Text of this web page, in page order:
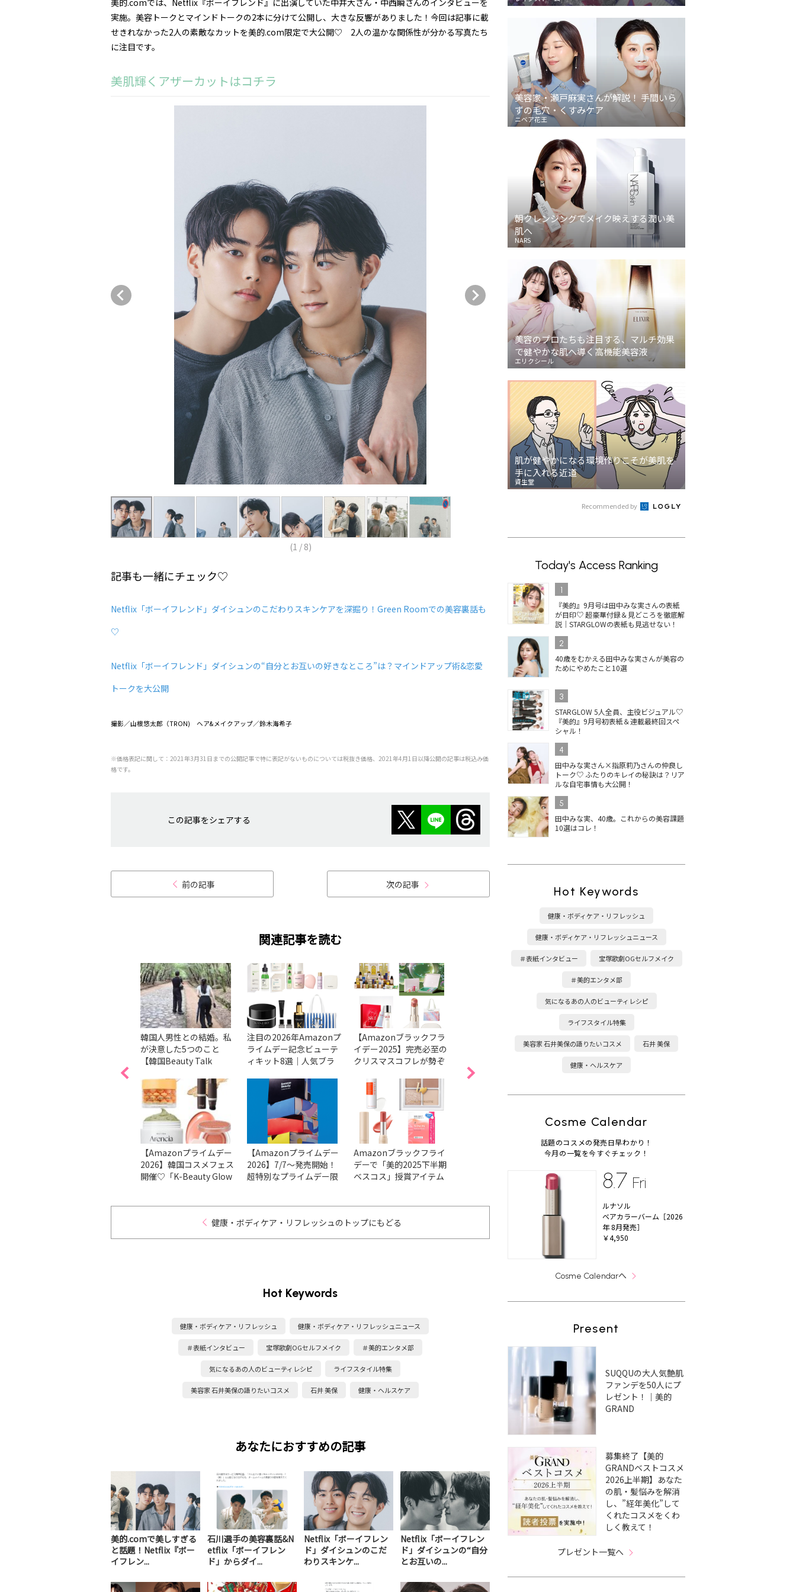
美的.comでは、Netflix『ボーイフレンド』に出演していた中井大さん・中西瞬さんのインタビューを
実施。美容トークとマインドトークの2本に分けて公開し、大きな反響がありました！今回は記事に載
せきれなかった2人の素敵なカットを美的.com限定で大公開♡ 2人の温かな関係性が分かる写真たち
に注目です。
美肌輝くアザーカットはコチラ
(1 / 8)
記事も一緒にチェック♡
Netflix「ボーイフレンド」ダイシュンのこだわりスキンケアを深掘り！Green Roomでの美容裏話も
♡
Netflix「ボーイフレンド」ダイシュンの“自分とお互いの好きなところ”は？マインドアップ術&恋愛
トークを大公開
撮影／山根悠太郎（TRON) ヘア&メイクアップ／鈴木海希子
※価格表記に関して：2021年3月31日までの公開記事で特に表記がないものについては税抜き価格、2021年4月1日以降公開の記事は税込み価
格です。
この記事をシェアする
前の記事 次の記事
関連記事を読む
韓国人男性との結婚。私
が決意した5つのこと
【韓国Beauty Talk
【Amazonプライムデー
2026】韓国コスメフェス
開催♡「K-Beauty Glow
注目の2026年Amazonプ
ライムデー記念ビューテ
ィキット8選｜人気ブラ
が勢揃い♡
【Amazonプライムデー
2026】7/7〜発売開始！
超特別なプライムデー限
【Amazonブラックフラ
イデー2025】完売必至の
クリスマスコフレが勢ぞ
イテム15選♡
Amazonブラックフライ
デーで「美的2025下半期
ベスコス」授賞アイテム
デーで美容と健康を底上
ロテイン12選をご紹介♡
【Amazonブラックフラ
厳選した人気のメンズコ
スメ15選を一挙ご紹介♡
イデーセール2025】11月
21日〜先行セールで発売
「宝塚版とは別物」明日
物語” ミュージカル『エ
リザベート』への思い
健康・ボディケア・リフレッシュのトップにもどる
Hot Keywords
健康・ボディケア・リフレッシュ 健康・ボディケア・リフレッシュニュース
＃表紙インタビュー 宝塚歌劇OGセルフメイク ＃美的エンタメ部
気になるあの人のビューティレシピ ライフスタイル特集
美容家 石井美保の語りたいコスメ 石井 美保 健康・ヘルスケア
あなたにおすすめの記事
美的.comで美しすぎる
と話題！Netflix『ボー
イフレン...
石川選手の美容裏話&N
etflix「ボーイフレン
ド」からダイ...
Netflix「ボーイフレン
ド」ダイシュンのこだ
わりスキンケ...
Netflix「ボーイフレン
ド」ダイシュンの“自分
とお互いの...
美容家・瀬戸麻実さんが解説！ 手間いら
ずの毛穴・くすみケア
ニベア花王
朝クレンジングでメイク映えする潤い美
肌へ
NARS
美容のプロたちも注目する、マルチ効果
で健やかな肌へ導く高機能美容液
エリクシール
肌が健やかになる環境作りこそが美肌を
手に入れる近道
資生堂
Recommended by
Today's Access Ranking
1
『美的』9月号は田中みな実さんの表紙
が目印♡ 超豪華付録＆見どころを徹底解
説｜STARGLOWの表紙も見逃せない！
2
40歳をむかえる田中みな実さんが美容の
ためにやめたこと10選
3
STARGLOW 5人全員、主役ビジュアル♡
『美的』9月号初表紙＆連載最終回スペ
シャル！
4
田中みな実さん×指原莉乃さんの仲良し
トーク♡ ふたりのキレイの秘訣は？リア
ルな自宅事情も大公開！
5
田中みな実、40歳。これからの美容課題
10選はコレ！
Hot Keywords
健康・ボディケア・リフレッシュ
健康・ボディケア・リフレッシュニュース
＃表紙インタビュー 宝塚歌劇OGセルフメイク
＃美的エンタメ部
気になるあの人のビューティレシピ
ライフスタイル特集
美容家 石井美保の語りたいコスメ 石井 美保
健康・ヘルスケア
Cosme Calendar
話題のコスメの発売日早わかり！
今月の一覧を今すぐチェック！
8.7 Fri
ルナソル
ベアカラーバーム［2026
年 8月発売］
￥4,950
Cosme Calendarへ
Present
SUQQUの大人気艶肌
ファンデを50人にプ
レゼント！｜美的
GRAND
募集終了【美的
GRANDベストコスメ
2026上半期】あなた
の肌・髪悩みを解消
し、”経年美化”して
くれたコスメをくわ
しく教えて！
プレゼント一覧へ